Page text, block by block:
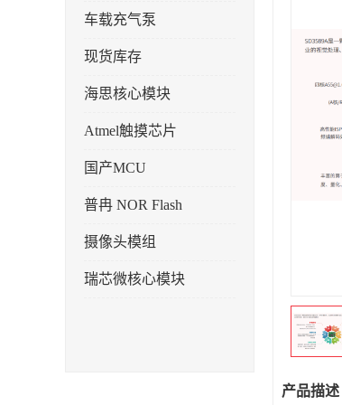
车载充气泵
现货库存
海思核心模块
Atmel触摸芯片
国产MCU
普冉 NOR Flash
摄像头模组
瑞芯微核心模块
产品描述